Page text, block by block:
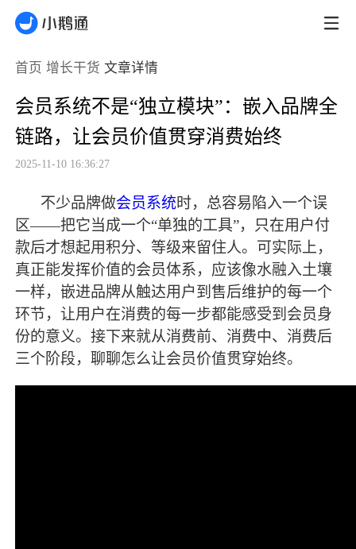
首页 增长干货 文章详情
会员系统不是“独立模块”：嵌入品牌全
链路，让会员价值贯穿消费始终
2025-11-10 16:36:27
不少品牌做会员系统时，总容易陷入一个误
区——把它当成一个“单独的工具”，只在用户付
款后才想起用积分、等级来留住人。可实际上，
真正能发挥价值的会员体系，应该像水融入土壤
一样，嵌进品牌从触达用户到售后维护的每一个
环节，让用户在消费的每一步都能感受到会员身
份的意义。接下来就从消费前、消费中、消费后
三个阶段，聊聊怎么让会员价值贯穿始终。